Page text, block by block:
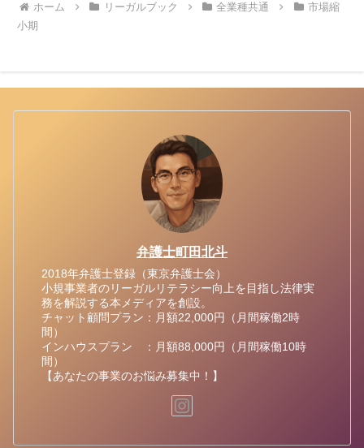
ホーム リーガルブック 全業種共通
市場縮
小期
弁護士町田北斗
2018年弁護士登録（東京弁護士会）
小規事業者のリーガルリテラシー向上を目指し法律実
務を解説する本メディアを創設。
チャット顧問プラン：月額22,000円（月間稼働2時
間）
インハウスプラン ：月額88,000円（月間稼働10時
間）
【あなたの事業のお悩み募集中！】